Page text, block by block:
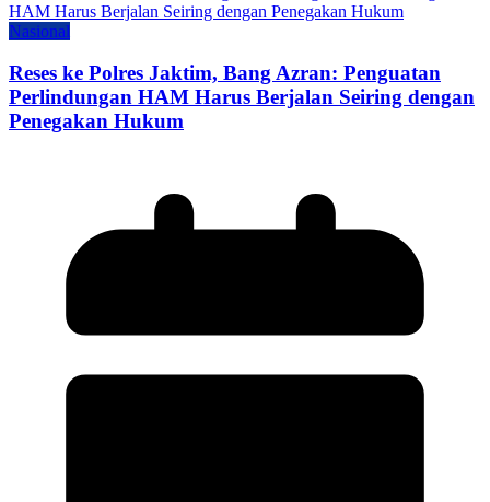
Nasional
Reses ke Polres Jaktim, Bang Azran: Penguatan
Perlindungan HAM Harus Berjalan Seiring dengan
Penegakan Hukum